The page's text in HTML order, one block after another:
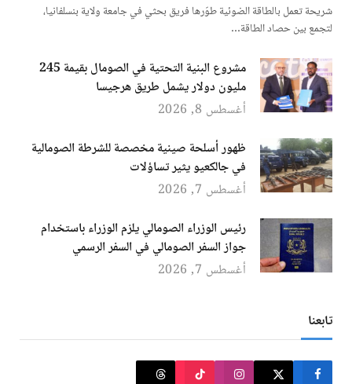
شريحة تعمل بالطاقة الضوئية طوّرها فريق بحثي في جامعة ولاية بنسلفانيا،
لتجمع بين حصاد الطاقة…
مشروع البنية التحتية في الصومال بقيمة 245
مليون دولار يشمل طريق هرجيسا
أغسطس 8, 2026
ظهور أسلحة صينية مخصصة للشرطة الصومالية
في جالكعيو يثير تساؤلات
أغسطس 7, 2026
رئيس الوزراء الصومالي يلزم الوزراء باستخدام
جواز السفر الصومالي في السفر الرسمي
أغسطس 7, 2026
تابعنا